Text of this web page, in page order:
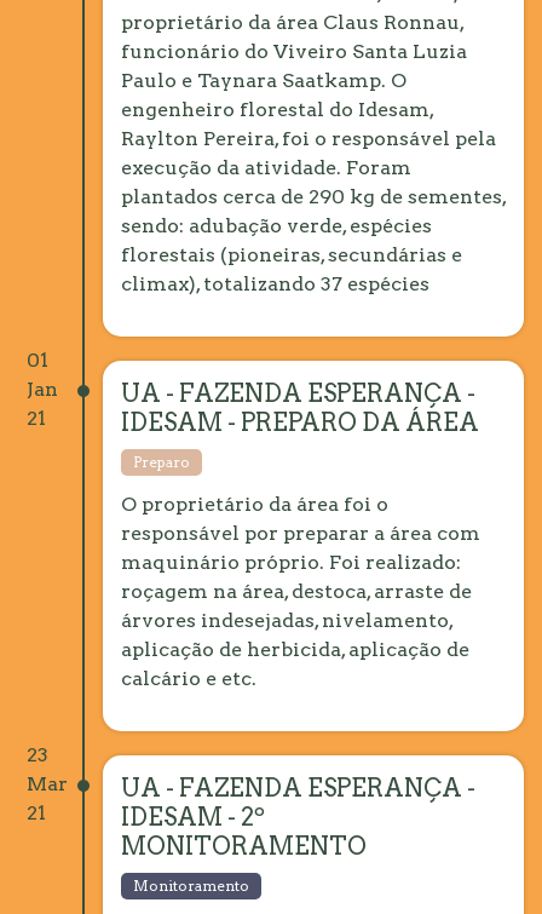
proprietário da área Claus Ronnau,
funcionário do Viveiro Santa Luzia
Paulo e Taynara Saatkamp. O
engenheiro florestal do Idesam,
Raylton Pereira, foi o responsável pela
execução da atividade. Foram
plantados cerca de 290 kg de sementes,
sendo: adubação verde, espécies
florestais (pioneiras, secundárias e
climax), totalizando 37 espécies
01
Jan
21
UA - FAZENDA ESPERANÇA -
IDESAM - PREPARO DA ÁREA
Preparo
O proprietário da área foi o
responsável por preparar a área com
maquinário próprio. Foi realizado:
roçagem na área, destoca, arraste de
árvores indesejadas, nivelamento,
aplicação de herbicida, aplicação de
calcário e etc.
23
Mar
21
UA - FAZENDA ESPERANÇA -
IDESAM - 2º
MONITORAMENTO
Monitoramento